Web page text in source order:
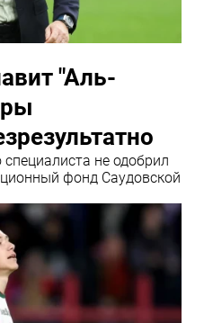
"Аль-
не одобрил
фонд Саудовской